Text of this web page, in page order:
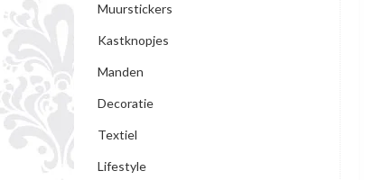
Muurstickers
Kastknopjes
Manden
Decoratie
Textiel
Lifestyle